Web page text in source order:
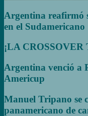
Argentina reafirmó
en el Sudamericano
¡LA
Argentina venció a
Americup
Manuel Tripano se
panamericano de